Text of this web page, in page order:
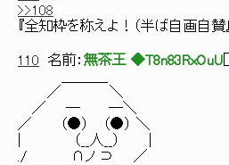
>>108
『全知枠を称えよ！（半ば自画自賛』
110 名前： 無茶王 ◆T8n83RxOuU
／ ＼
／ ─ ─＼
／ （●） （●） ＼
| （__人__） |
./ ∩ノ ⊃ ／